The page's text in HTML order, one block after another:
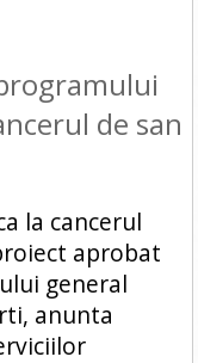
de san
la cancerul
aprobat
general
anunta